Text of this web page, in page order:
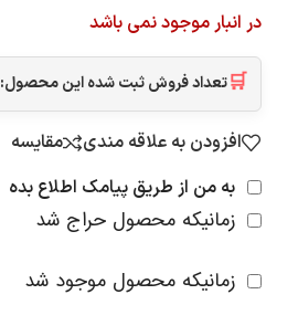
در انبار موجود نمی باشد
🛒تعداد فروش ثبت شده این محصول:
افزودن به علاقه مندی
مقایسه
به من از طریق پیامک اطلاع بده
زمانیکه محصول حراج شد
زمانیکه محصول موجود شد